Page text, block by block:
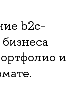
b2c-
и